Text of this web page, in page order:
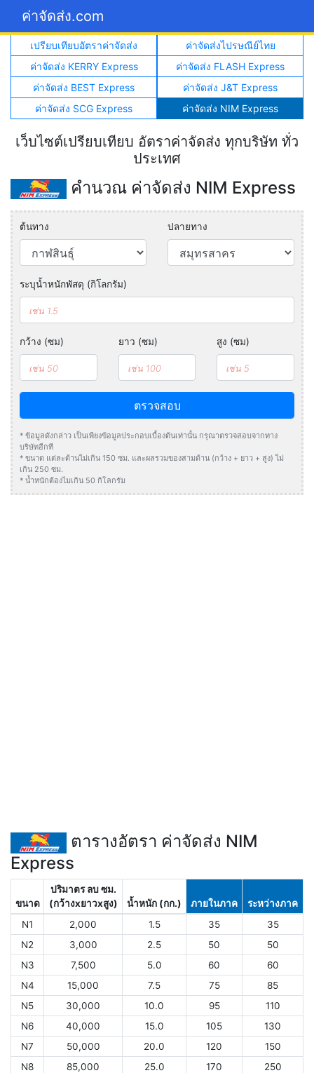
ค่าจัดส่ง.com
เปรียบเทียบอัตราค่าจัดส่ง
ค่าจัดส่งไปรษณีย์ไทย
ค่าจัดส่ง KERRY Express
ค่าจัดส่ง FLASH Express
ค่าจัดส่ง BEST Express
ค่าจัดส่ง J&T Express
ค่าจัดส่ง SCG Express
ค่าจัดส่ง NIM Express
เว็บไซต์เปรียบเทียบ อัตราค่าจัดส่ง ทุกบริษัท ทั่ว
ประเทศ
คำนวณ ค่าจัดส่ง NIM Express
ต้นทาง ปลายทาง
ระบุน้ำหนักพัสดุ (กิโลกรัม)
กว้าง (ซม) ยาว (ซม) สูง (ซม)
ตรวจสอบ
* ข้อมูลดังกล่าว เป็นเพียงข้อมูลประกอบเบื้องต้นเท่านั้น กรุณาตรวจสอบจากทาง
บริษัทอีกที
* ขนาด แต่ละด้านไม่เกิน 150 ซม. และผลรวมของสามด้าน (กว้าง + ยาว + สูง) ไม่
เกิน 250 ซม.
* น้ำหนักต้องไมเกิน 50 กิโลกรัม
ตารางอัตรา ค่าจัดส่ง NIM
Express
ขนาด
ปริมาตร ลบ ซม.
(กว้างxยาวxสูง)
น้ำหนัก (กก.) ภายในภาค
ระหว่างภาค
N1
2,000 1.5 35
35
N2
3,000 2.5 50
50
N3
7,500 5.0 60
60
N4
15,000 7.5 75
85
N5
30,000 10.0 95
110
N6
40,000 15.0 105
130
N7
50,000 20.0 120
150
N8
85,000 25.0 170
250